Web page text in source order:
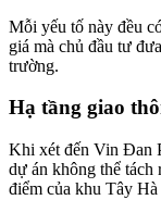
Mỗi yếu tố này đều
giá mà chủ đầu tư
trường.
Hạ tầng giao
Khi xét đến Vin Đan
dự án không thể tách
điểm của khu Tây